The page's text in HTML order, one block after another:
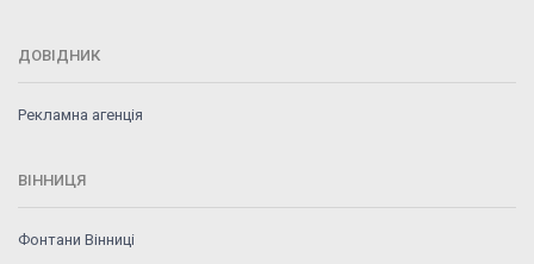
ДОВІДНИК
Рекламна агенція
ВІННИЦЯ
Фонтани Вінниці